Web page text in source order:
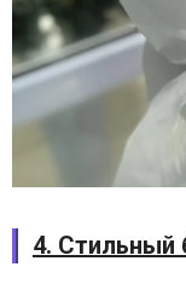
4. Стильный